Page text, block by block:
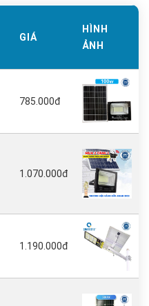
GIÁ
HÌNH
ẢNH
785.000đ
1.070.000đ
1.190.000đ